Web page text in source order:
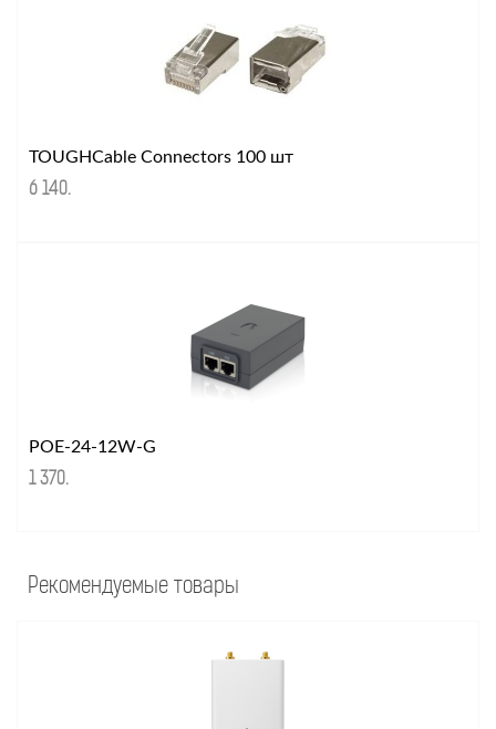
TOUGHCable Connectors 100 шт
6 140.
POE-24-12W-G
1 370.
Рекомендуемые товары